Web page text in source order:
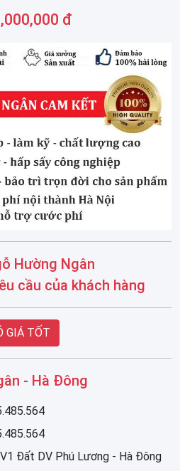
đ
Hường Ngân
cầu của khách hàng
GIÁ TỐT
- Hà Đông
Đất DV Phú Lương - Hà Đông